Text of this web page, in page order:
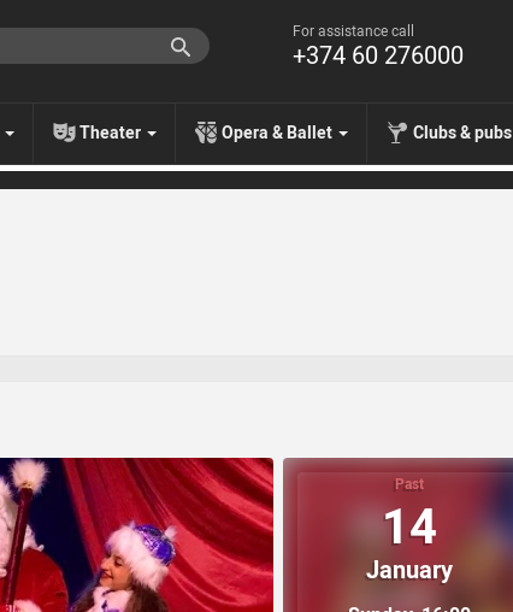
For assistance call
+374 60 276000
Theater Opera & Ballet Clubs & pubs
Past
14
January